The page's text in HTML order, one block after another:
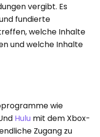
vergibt. Es
fundierte
welche Inhalte
und welche Inhalte
wie
Hulu mit dem Xbox-
Zugang zu